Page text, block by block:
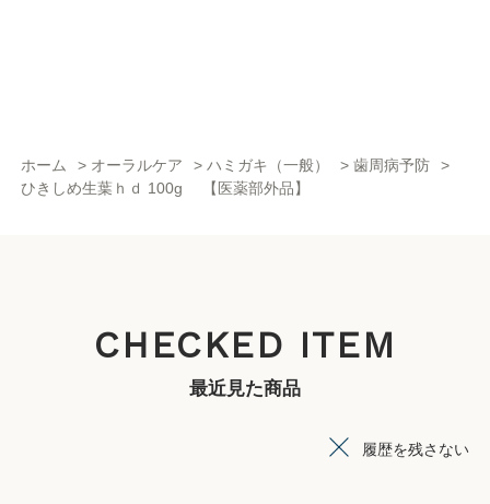
ホーム > オーラルケア >ハミガキ（一般） > 歯周病予防
>
ひきしめ生葉ｈｄ 100g 【医薬部外品】
CHECKED ITEM
最近見た商品
履歴を残さない